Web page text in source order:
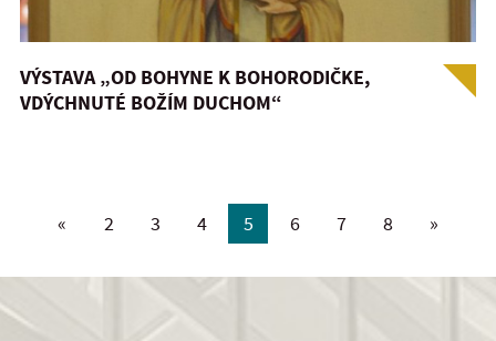
VÝSTAVA „OD BOHYNE K BOHORODIČKE,
VDÝCHNUTÉ BOŽÍM DUCHOM“
« »
2 3 4 5 6 7 8